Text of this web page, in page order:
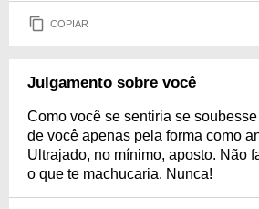
COPIAR
Julgamento sobre você
Como você se sentiria se
de você apenas pela forma como
Ultrajado, no mínimo, aposto. Não
o que te machucaria. Nunca!